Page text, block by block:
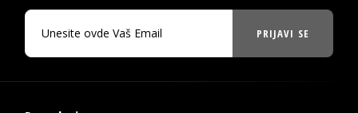
PRIJAVI SE